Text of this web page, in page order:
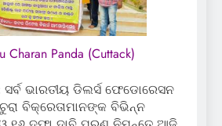
Charan Panda (Cuttack)
ସର୍ବ ଭାରତୀୟ ଡିଲର୍ସ ଫେଡୋରେସନ
ବିକ୍ରେତାମାନଙ୍କ ବିଭିନ୍ନ